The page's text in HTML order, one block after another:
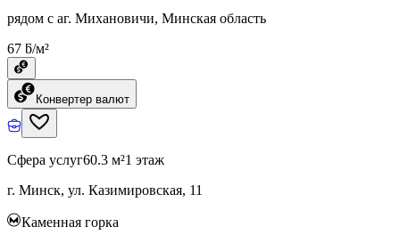
рядом с аг. Михановичи, Минская область
67 ƃ/м²
Конвертер валют
Сфера услуг60.3 м²1 этаж
г. Минск, ул. Казимировская, 11
Каменная горка